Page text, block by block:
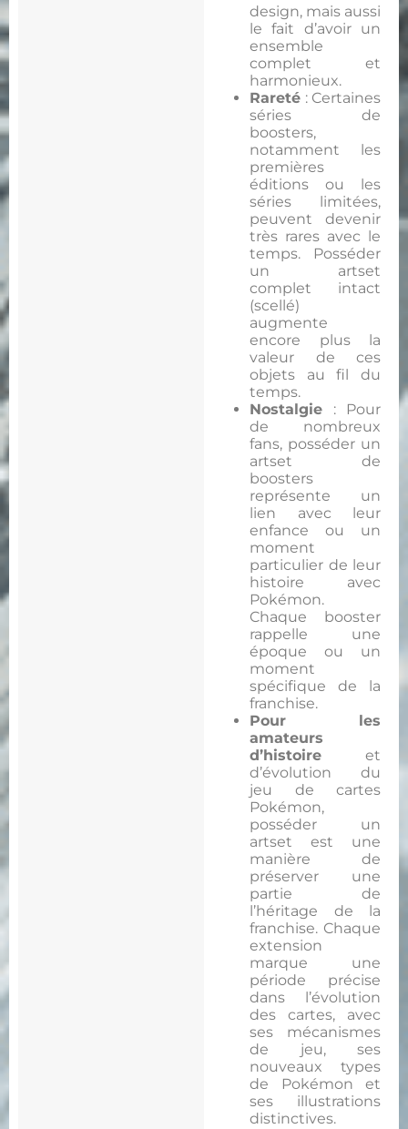
design, mais aussi
le fait d’avoir un
ensemble
complet et
harmonieux.
Rareté : Certaines
séries de
boosters,
notamment les
premières
éditions ou les
séries limitées,
peuvent devenir
très rares avec le
temps. Posséder
un artset
complet intact
(scellé)
augmente
encore plus la
valeur de ces
objets au fil du
temps.
Nostalgie : Pour
de nombreux
fans, posséder un
artset de
boosters
représente un
lien avec leur
enfance ou un
moment
particulier de leur
histoire avec
Pokémon.
Chaque booster
rappelle une
époque ou un
moment
spécifique de la
franchise.
Pour les
amateurs
d’histoire et
d’évolution du
jeu de cartes
Pokémon,
posséder un
artset est une
manière de
préserver une
partie de
l’héritage de la
franchise. Chaque
extension
marque une
période précise
dans l’évolution
des cartes, avec
ses mécanismes
de jeu, ses
nouveaux types
de Pokémon et
ses illustrations
distinctives.